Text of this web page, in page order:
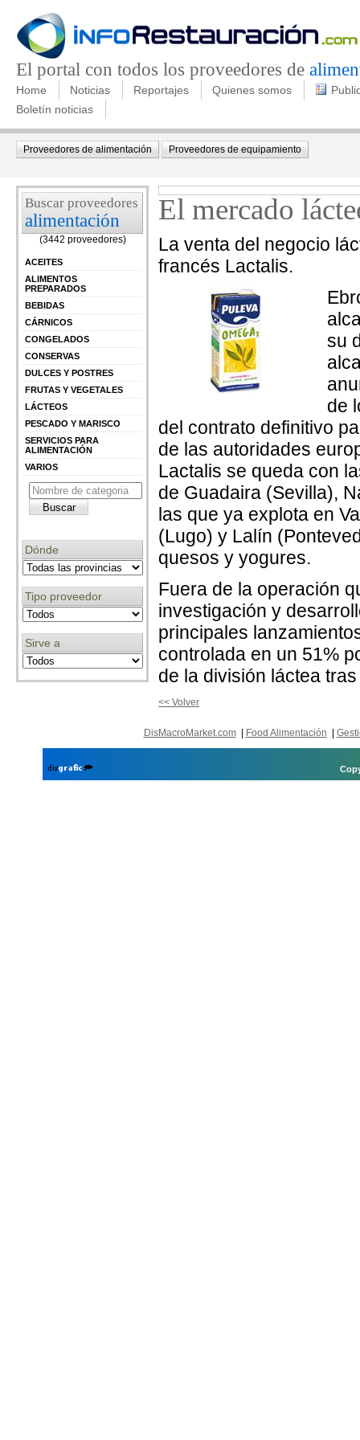
El portal con todos los proveedores de
Home Noticias Reportajes Quienes somos
Boletín noticias
Proveedores de alimentación Proveedores de equipamiento
Buscar proveedores
alimentación
(3442 proveedores)
ACEITES
ALIMENTOS
PREPARADOS
BEBIDAS
CÁRNICOS
CONGELADOS
CONSERVAS
DULCES Y POSTRES
FRUTAS Y VEGETALES
LÁCTEOS
PESCADO Y MARISCO
SERVICIOS PARA
ALIMENTACIÓN
VARIOS
Dónde
Tipo proveedor
Sirve a
El mercado
La venta del negocio
francés Lactalis.
su
de
del contrato definitivo
de las autoridades
Lactalis se queda con
de Guadaira (Sevilla),
las que ya explota en
(Lugo) y Lalín
quesos y yogures.
Fuera de la operación
investigación y
principales
controlada en un 51%
de la división láctea
<< Volver
DisMacroMarket.com| Food Alimentación